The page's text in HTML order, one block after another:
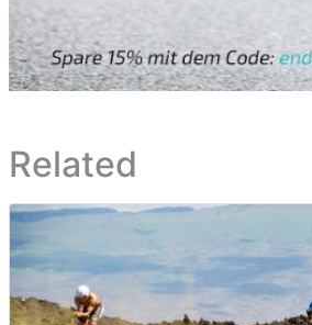
Related